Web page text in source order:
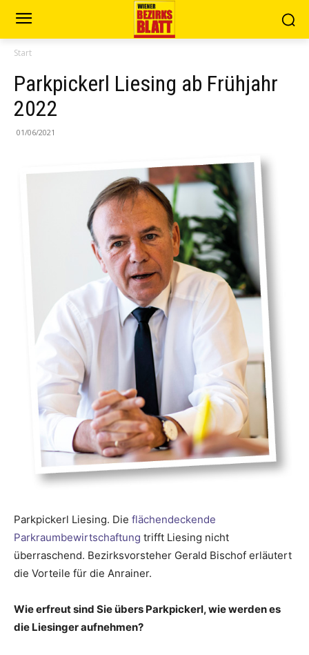
Start
Parkpickerl Liesing ab Frühjahr
2022
01/06/2021
Parkpickerl Liesing. Die flächendeckende
Parkraumbewirtschaftung trifft ­Liesing nicht
überraschend. Bezirksvorsteher Gerald Bischof erläutert
die Vorteile für die Anrainer.
Wie erfreut sind Sie übers Parkpickerl, wie werden es
die Liesinger aufnehmen?